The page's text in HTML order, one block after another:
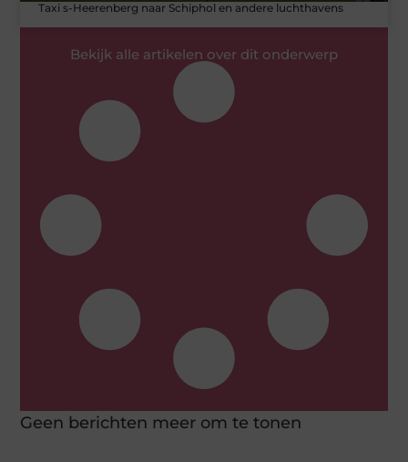
Taxi s-Heerenberg naar Schiphol en andere luchthavens
Bekijk alle artikelen over dit onderwerp
Geen berichten meer om te tonen